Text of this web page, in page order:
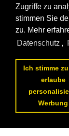
Zugriffe zu
stimmen Sie
zu. Mehr
Datenschutz ,
Ich stimme
erlaube
Werbung